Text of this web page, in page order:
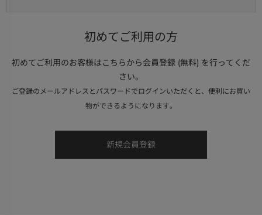
初めてご利用の方
初めてご利用のお客様はこちらから会員登録 (無料) を行ってくだ
さい。
ご登録のメールアドレスとパスワードでログインいただくと、便利にお買い
物ができるようになります。